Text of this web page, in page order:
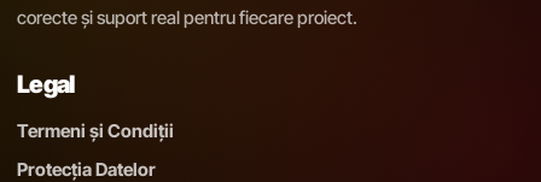
corecte și suport real pentru fiecare proiect.
Legal
Termeni și Condiții
Protecția Datelor